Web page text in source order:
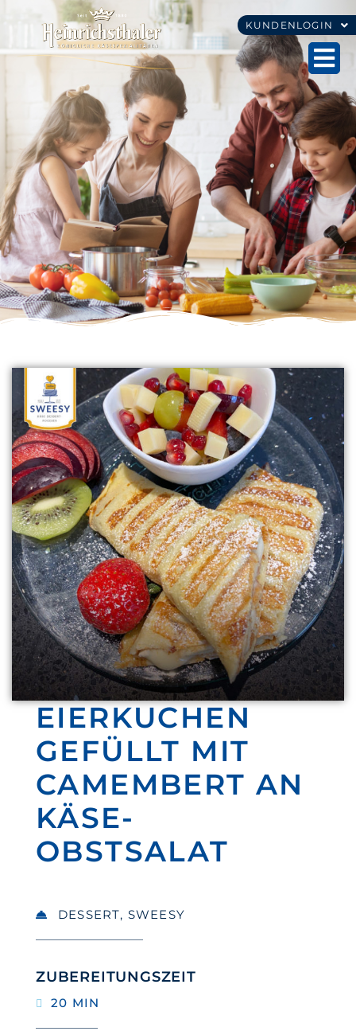
KUNDENLOGIN
EIERKUCHEN
GEFÜLLT MIT
CAMEMBERT AN
KÄSE-
OBSTSALAT
DESSERT, SWEESY
ZUBEREITUNGSZEIT
20 MIN